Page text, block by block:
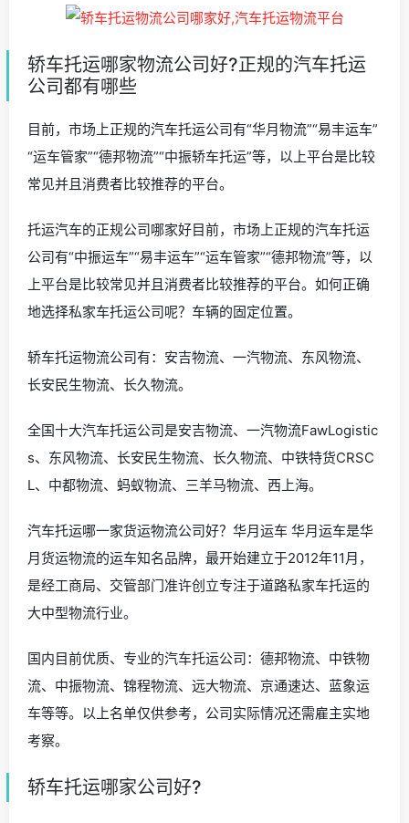
轿车托运哪家物流公司好?正规的汽车托运
公司都有哪些
目前，市场上正规的汽车托运公司有“华月物流”“易丰运车”
“运车管家”“德邦物流”“中振轿车托运”等，以上平台是比较
常见并且消费者比较推荐的平台。
托运汽车的正规公司哪家好目前，市场上正规的汽车托运
公司有“中振运车”“易丰运车”“运车管家”“德邦物流”等，以
上平台是比较常见并且消费者比较推荐的平台。如何正确
地选择私家车托运公司呢？车辆的固定位置。
轿车托运物流公司有：安吉物流、一汽物流、东风物流、
长安民生物流、长久物流。
全国十大汽车托运公司是安吉物流、一汽物流FawLogistic
s、东风物流、长安民生物流、长久物流、中铁特货CRSC
L、中都物流、蚂蚁物流、三羊马物流、西上海。
汽车托运哪一家货运物流公司好？华月运车 华月运车是华
月货运物流的运车知名品牌，最开始建立于2012年11月，
是经工商局、交管部门准许创立专注于道路私家车托运的
大中型物流行业。
国内目前优质、专业的汽车托运公司：德邦物流、中铁物
流、中振物流、锦程物流、远大物流、京通速达、蓝象运
车等等。以上名单仅供参考，公司实际情况还需雇主实地
考察。
轿车托运哪家公司好?